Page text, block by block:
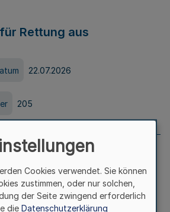
Rettung aus
22.07.2026
205
Nr. 204 vom
Cookies verwendet. Sie können
zustimmen, oder nur solchen,
der Seite zwingend erforderlich
die Datenschutzerklärung